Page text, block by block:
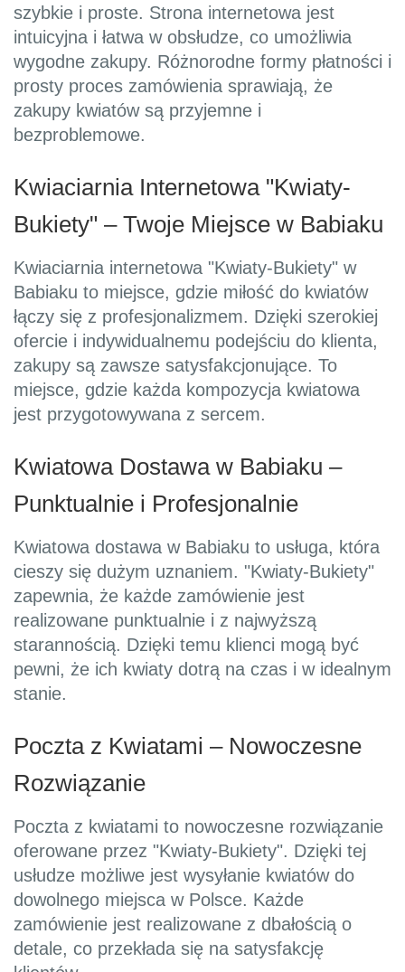
szybkie i proste. Strona internetowa jest
intuicyjna i łatwa w obsłudze, co umożliwia
wygodne zakupy. Różnorodne formy płatności i
prosty proces zamówienia sprawiają, że
zakupy kwiatów są przyjemne i
bezproblemowe.
Kwiaciarnia Internetowa "Kwiaty-
Bukiety" – Twoje Miejsce w Babiaku
Kwiaciarnia internetowa "Kwiaty-Bukiety" w
Babiaku to miejsce, gdzie miłość do kwiatów
łączy się z profesjonalizmem. Dzięki szerokiej
ofercie i indywidualnemu podejściu do klienta,
zakupy są zawsze satysfakcjonujące. To
miejsce, gdzie każda kompozycja kwiatowa
jest przygotowywana z sercem.
Kwiatowa Dostawa w Babiaku –
Punktualnie i Profesjonalnie
Kwiatowa dostawa w Babiaku to usługa, która
cieszy się dużym uznaniem. "Kwiaty-Bukiety"
zapewnia, że każde zamówienie jest
realizowane punktualnie i z najwyższą
starannością. Dzięki temu klienci mogą być
pewni, że ich kwiaty dotrą na czas i w idealnym
stanie.
Poczta z Kwiatami – Nowoczesne
Rozwiązanie
Poczta z kwiatami to nowoczesne rozwiązanie
oferowane przez "Kwiaty-Bukiety". Dzięki tej
usłudze możliwe jest wysyłanie kwiatów do
dowolnego miejsca w Polsce. Każde
zamówienie jest realizowane z dbałością o
detale, co przekłada się na satysfakcję